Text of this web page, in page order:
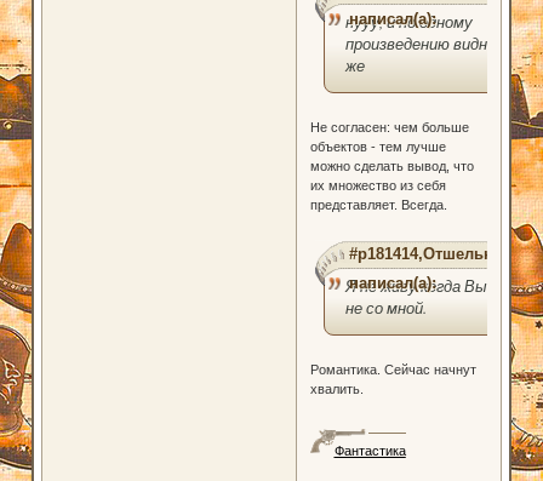
написал(а):
нууу, и по одному
произведению видно
же
Не согласен: чем больше
объектов - тем лучше
можно сделать вывод, что
их множество из себя
представляет. Всегда.
#p181414,Отшельник
написал(а):
Я не живу когда Вы
не со мной.
Романтика. Сейчас начнут
хвалить.
Фантастика